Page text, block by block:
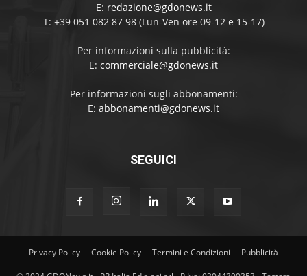
E: redazione@gdonews.it
T: +39 051 082 87 98 (Lun-Ven ore 09-12 e 15-17)
Per informazioni sulla pubblicità:
E: commerciale@gdonews.it
Per informazioni sugli abbonamenti:
E: abbonamenti@gdonews.it
SEGUICI
Privacy Policy Cookie Policy Termini e Condizioni Pubblicità